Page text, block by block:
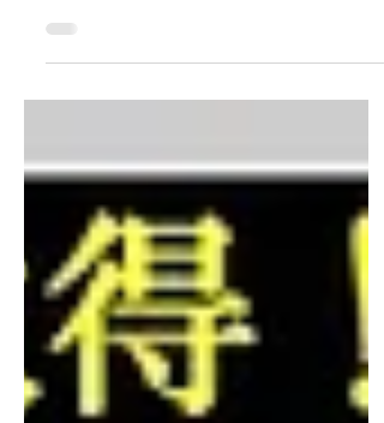
介！ 名古屋市名東区平和が丘エリアに
て ケイアイスター不動産さんの新築
にご確認いただけます。 【物件価格】
１号棟：５,８９９万円（税込） ２号
棟：５,３９９万円（税込） 物件概要資
料 実際の室内の様子をご覧いただけま
す YAS不動産で仲介の場合は、仲介手
数料が無料・０円 5899万円の仲介手数
料は、約182万円！→ ０円 通常、5899
万円の物件を購入する場合、約182万円
の仲介手数料が必要になります。 しか